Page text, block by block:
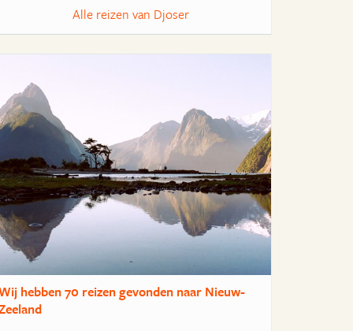
Alle reizen van Djoser
hebben70 reizengevonden naar Nieuw-